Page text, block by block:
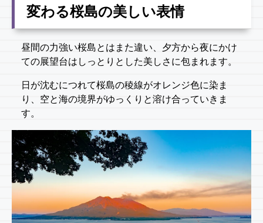
変わる桜島の美しい表情
昼間の力強い桜島とはまた違い、夕方から夜にかけ
ての展望台はしっとりとした美しさに包まれます。
日が沈むにつれて桜島の稜線がオレンジ色に染ま
り、空と海の境界がゆっくりと溶け合っていきま
す。